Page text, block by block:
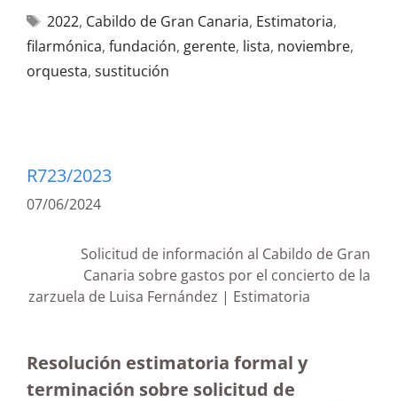
2022, Cabildo de Gran Canaria, Estimatoria,
filarmónica, fundación, gerente, lista, noviembre,
orquesta, sustitución
R723/2023
07/06/2024
Solicitud de información al Cabildo de Gran
Canaria sobre gastos por el concierto de la
zarzuela de Luisa Fernández | Estimatoria
Resolución estimatoria formal y
terminación sobre solicitud de